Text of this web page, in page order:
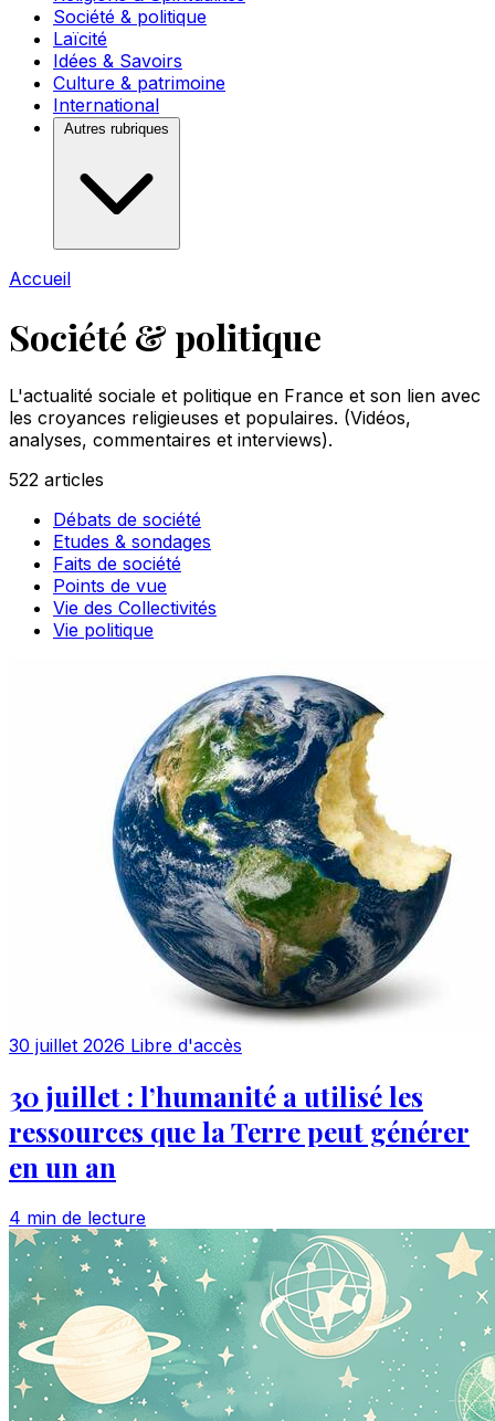
Société & politique
Laïcité
Idées & Savoirs
Culture & patrimoine
International
Autres rubriques
Accueil
Société & politique
L'actualité sociale et politique en France et son lien avec
les croyances religieuses et populaires. (Vidéos,
analyses, commentaires et interviews).
522 articles
Débats de société
Etudes & sondages
Faits de société
Points de vue
Vie des Collectivités
Vie politique
30 juillet 2026 Libre d'accès
30 juillet : l’humanité a utilisé les
ressources que la Terre peut générer
en un an
4 min de lecture